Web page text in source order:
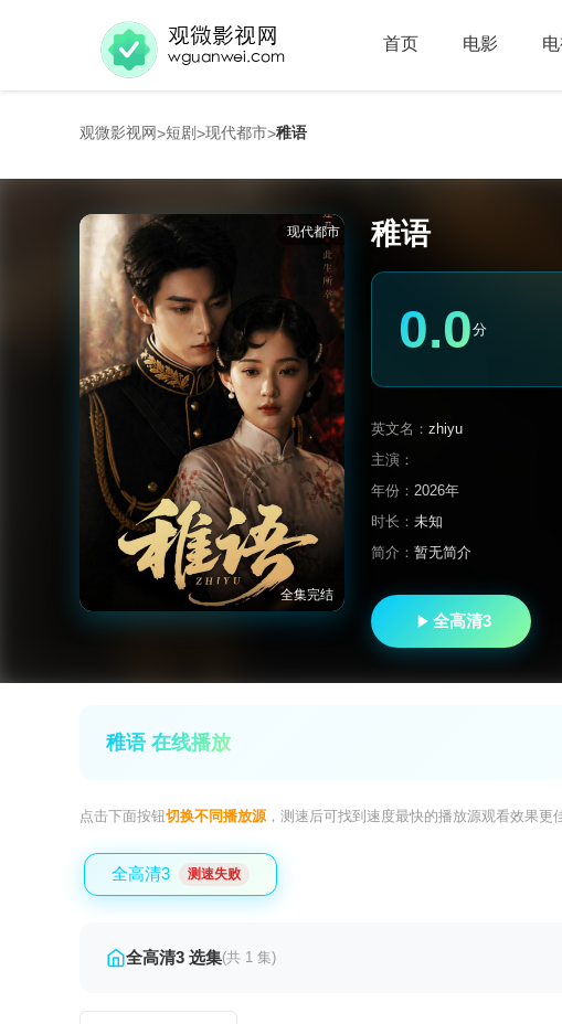
首页 电影
观微影视网>短剧>现代都市>稚语
现代都市
全集完结
稚语
0.0分
英文名： zhiyu
主演：
年份： 2026年
时长： 未知
简介： 暂无简介
全高清3
稚语 在线播放
点击下面按钮切换不同播放源，测速后可找到速度最快的播放源观看效果更
全高清3 测速失败
全高清3 选集(共 1 集)